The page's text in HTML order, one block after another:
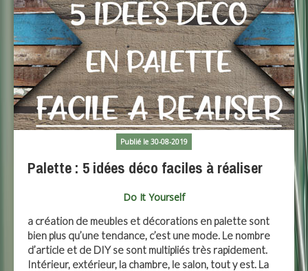
Publié le 30-08-2019
Palette : 5 idées déco faciles à réaliser
Do It Yourself
a création de meubles et décorations en palette sont
bien plus qu’une tendance, c’est une mode. Le nombre
d’article et de DIY se sont multipliés très rapidement.
Intérieur, extérieur, la chambre, le salon, tout y est. La